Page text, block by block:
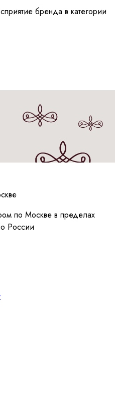
бренда в категории
данных
по Москве в пределах
России